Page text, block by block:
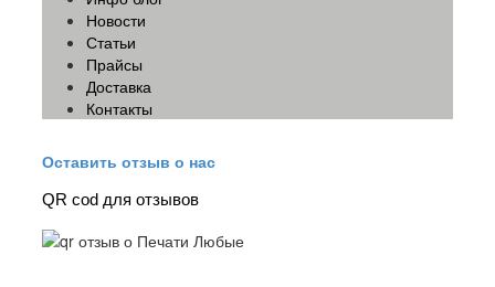
Новости
Статьи
Прайсы
Доставка
Контакты
Оставить отзыв о нас
QR cod для отзывов